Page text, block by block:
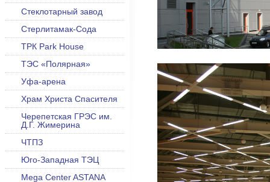
Стеклотарный завод
Стерлитамак-Сода
ТРК Park House
ТЭС «Полярная»
Уфа-арена
Храм Христа Спасителя
Черепетская ГРЭС им.
Д.Г. Жимерина
ЧТПЗ
Юго-Западная ТЭЦ
Mega Center ASTANA